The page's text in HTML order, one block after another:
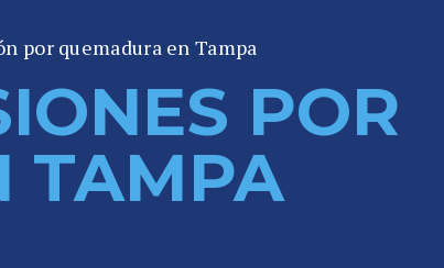
por quemadura en Tampa
POR
TAMPA